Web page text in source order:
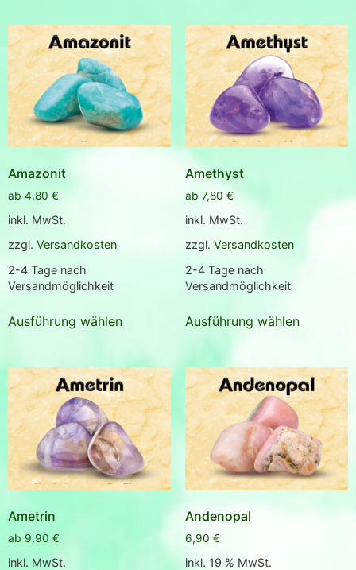
Amazonit
ab 4,80 €
inkl. MwSt.
zzgl. Versandkosten
2-4 Tage nach
Versandmöglichkeit
Ausführung wählen
Amethyst
ab 7,80 €
inkl. MwSt.
zzgl. Versandkosten
2-4 Tage nach
Versandmöglichkeit
Ausführung wählen
Ametrin
ab 9,90 €
inkl. MwSt.
Andenopal
6,90 €
inkl. 19 % MwSt.